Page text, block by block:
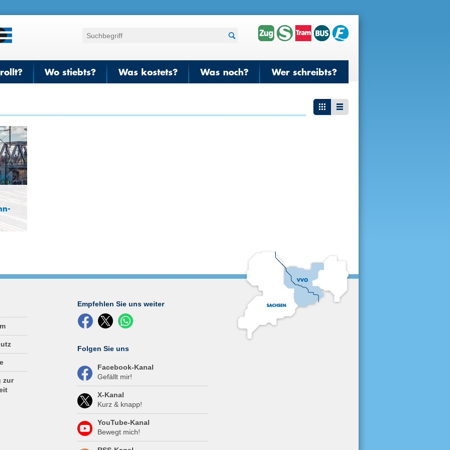
Wo stiebts? Was kostets? Was noch? Wer schreibts?
zur
Empfehlen Sie uns weiter
Folgen Sie uns
Facebook-Kanal
Gefällt mir!
X-Kanal
Kurz & knapp!
YouTube-Kanal
Bewegt mich!